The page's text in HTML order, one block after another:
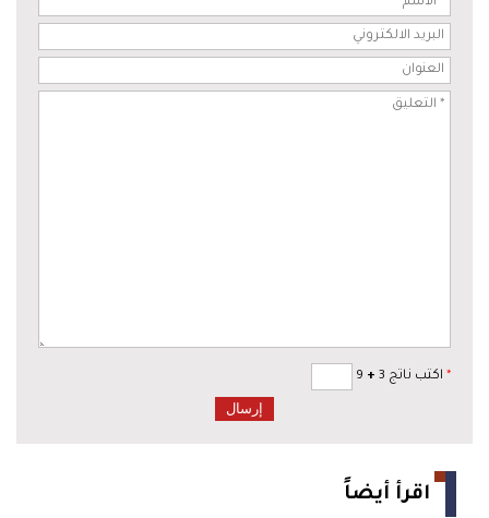
* اكتب ناتج 3 +
اقرأ أيضاً